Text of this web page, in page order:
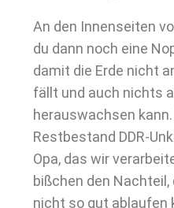
An den Innenseiten
du dann noch eine
damit die Erde nicht
fällt und auch nichts
herauswachsen
Restbestand DDR-
Opa, das wir
bißchen den
nicht so gut ablaufen